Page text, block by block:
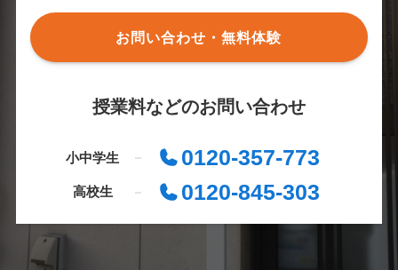
お問い合わせ・無料体験
授業料などのお問い合わせ
小中学生 0120-357-773
高校生 0120-845-303